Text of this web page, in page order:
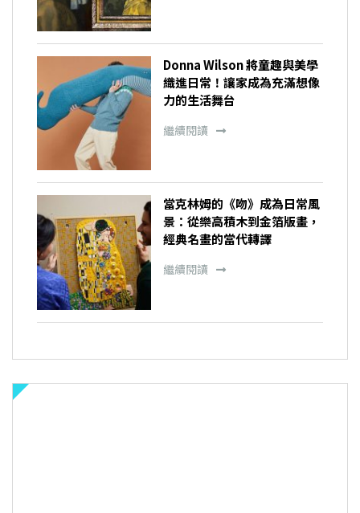
Donna Wilson 將童趣與美學
織進日常！讓家成為充滿想像
力的生活舞台
繼續閱讀
當克林姆的《吻》成為日常風
景：從樂高積木到金箔版畫，
經典名畫的當代轉譯
繼續閱讀